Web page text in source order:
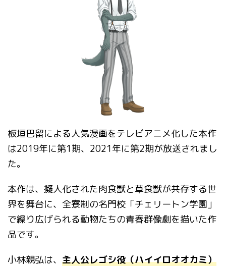
板垣巴留による人気漫画をテレビアニメ化した本作
は2019年に第1期、 2021年に第2期が放送されまし
た。
本作は、擬人化された肉食獣と草食獣が共存する世
界を舞台に、全寮制の名門校「チェリートン学園」
で繰り広げられる動物たちの青春群像劇を描いた作
品です。
小林親弘は、 主人公レゴシ役（ハイイロオオカミ）